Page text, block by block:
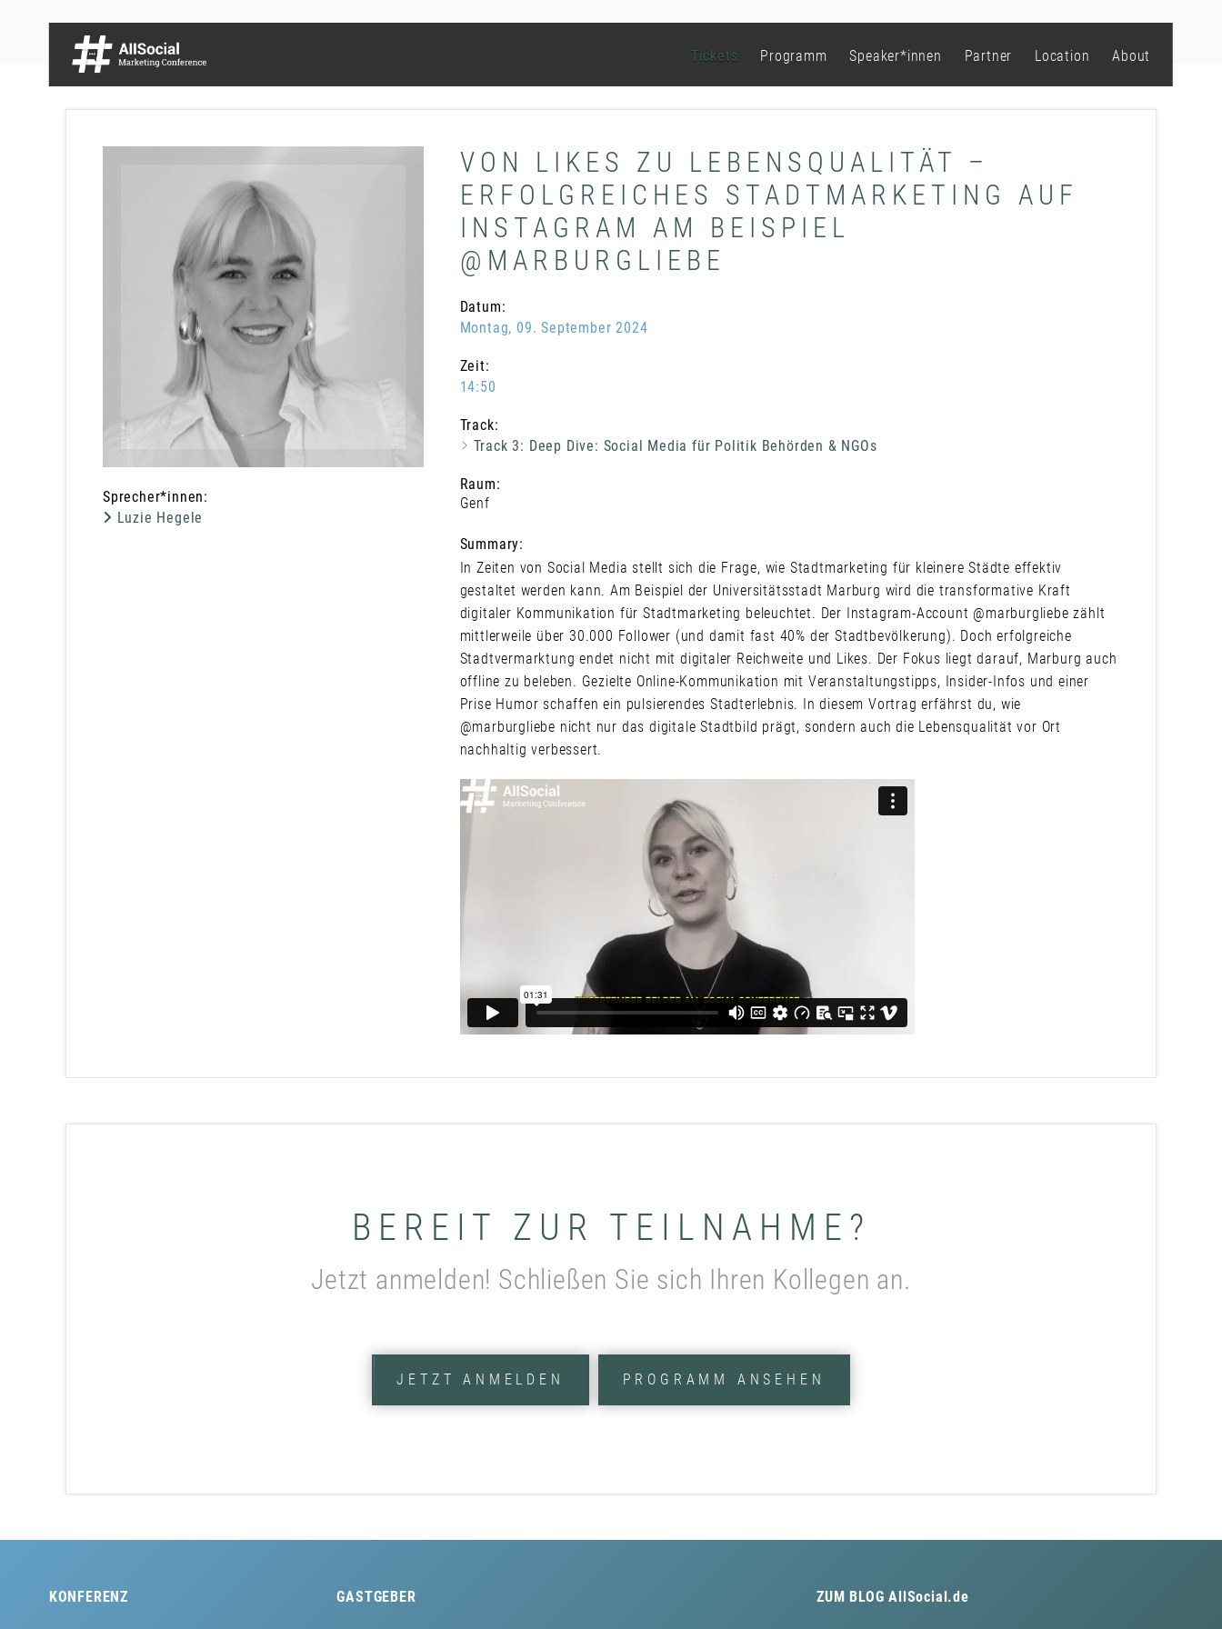
Tickets Programm Speaker*innen Partner Location About
Sprecher*innen:
Luzie Hegele
VON LIKES ZU LEBENSQUALITÄT –
ERFOLGREICHES STADTMARKETING AUF
INSTAGRAM AM BEISPIEL
@MARBURGLIEBE
Datum:
Montag, 09. September 2024
Zeit:
14:50
Track:
Track 3: Deep Dive: Social Media für Politik Behörden & NGOs
Raum:
Genf
Summary:
In Zeiten von Social Media stellt sich die Frage, wie Stadtmarketing für kleinere Städte effektiv
gestaltet werden kann. Am Beispiel der Universitätsstadt Marburg wird die transformative Kraft
digitaler Kommunikation für Stadtmarketing beleuchtet. Der Instagram-Account @marburgliebe zählt
mittlerweile über 30.000 Follower (und damit fast 40% der Stadtbevölkerung). Doch erfolgreiche
Stadtvermarktung endet nicht mit digitaler Reichweite und Likes. Der Fokus liegt darauf, Marburg auch
offline zu beleben. Gezielte Online-Kommunikation mit Veranstaltungstipps, Insider-Infos und einer
Prise Humor schaffen ein pulsierendes Stadterlebnis. In diesem Vortrag erfährst du, wie
@marburgliebe nicht nur das digitale Stadtbild prägt, sondern auch die Lebensqualität vor Ort
nachhaltig verbessert.
BEREIT ZUR TEILNAHME?
Jetzt anmelden! Schließen Sie sich Ihren Kollegen an.
JETZT ANMELDEN PROGRAMM ANSEHEN
KONFERENZ GASTGEBER ZUM BLOGAllSocial.de